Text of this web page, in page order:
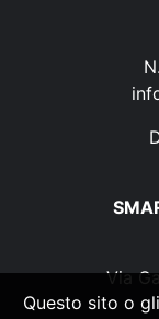
Via
Questo sito o